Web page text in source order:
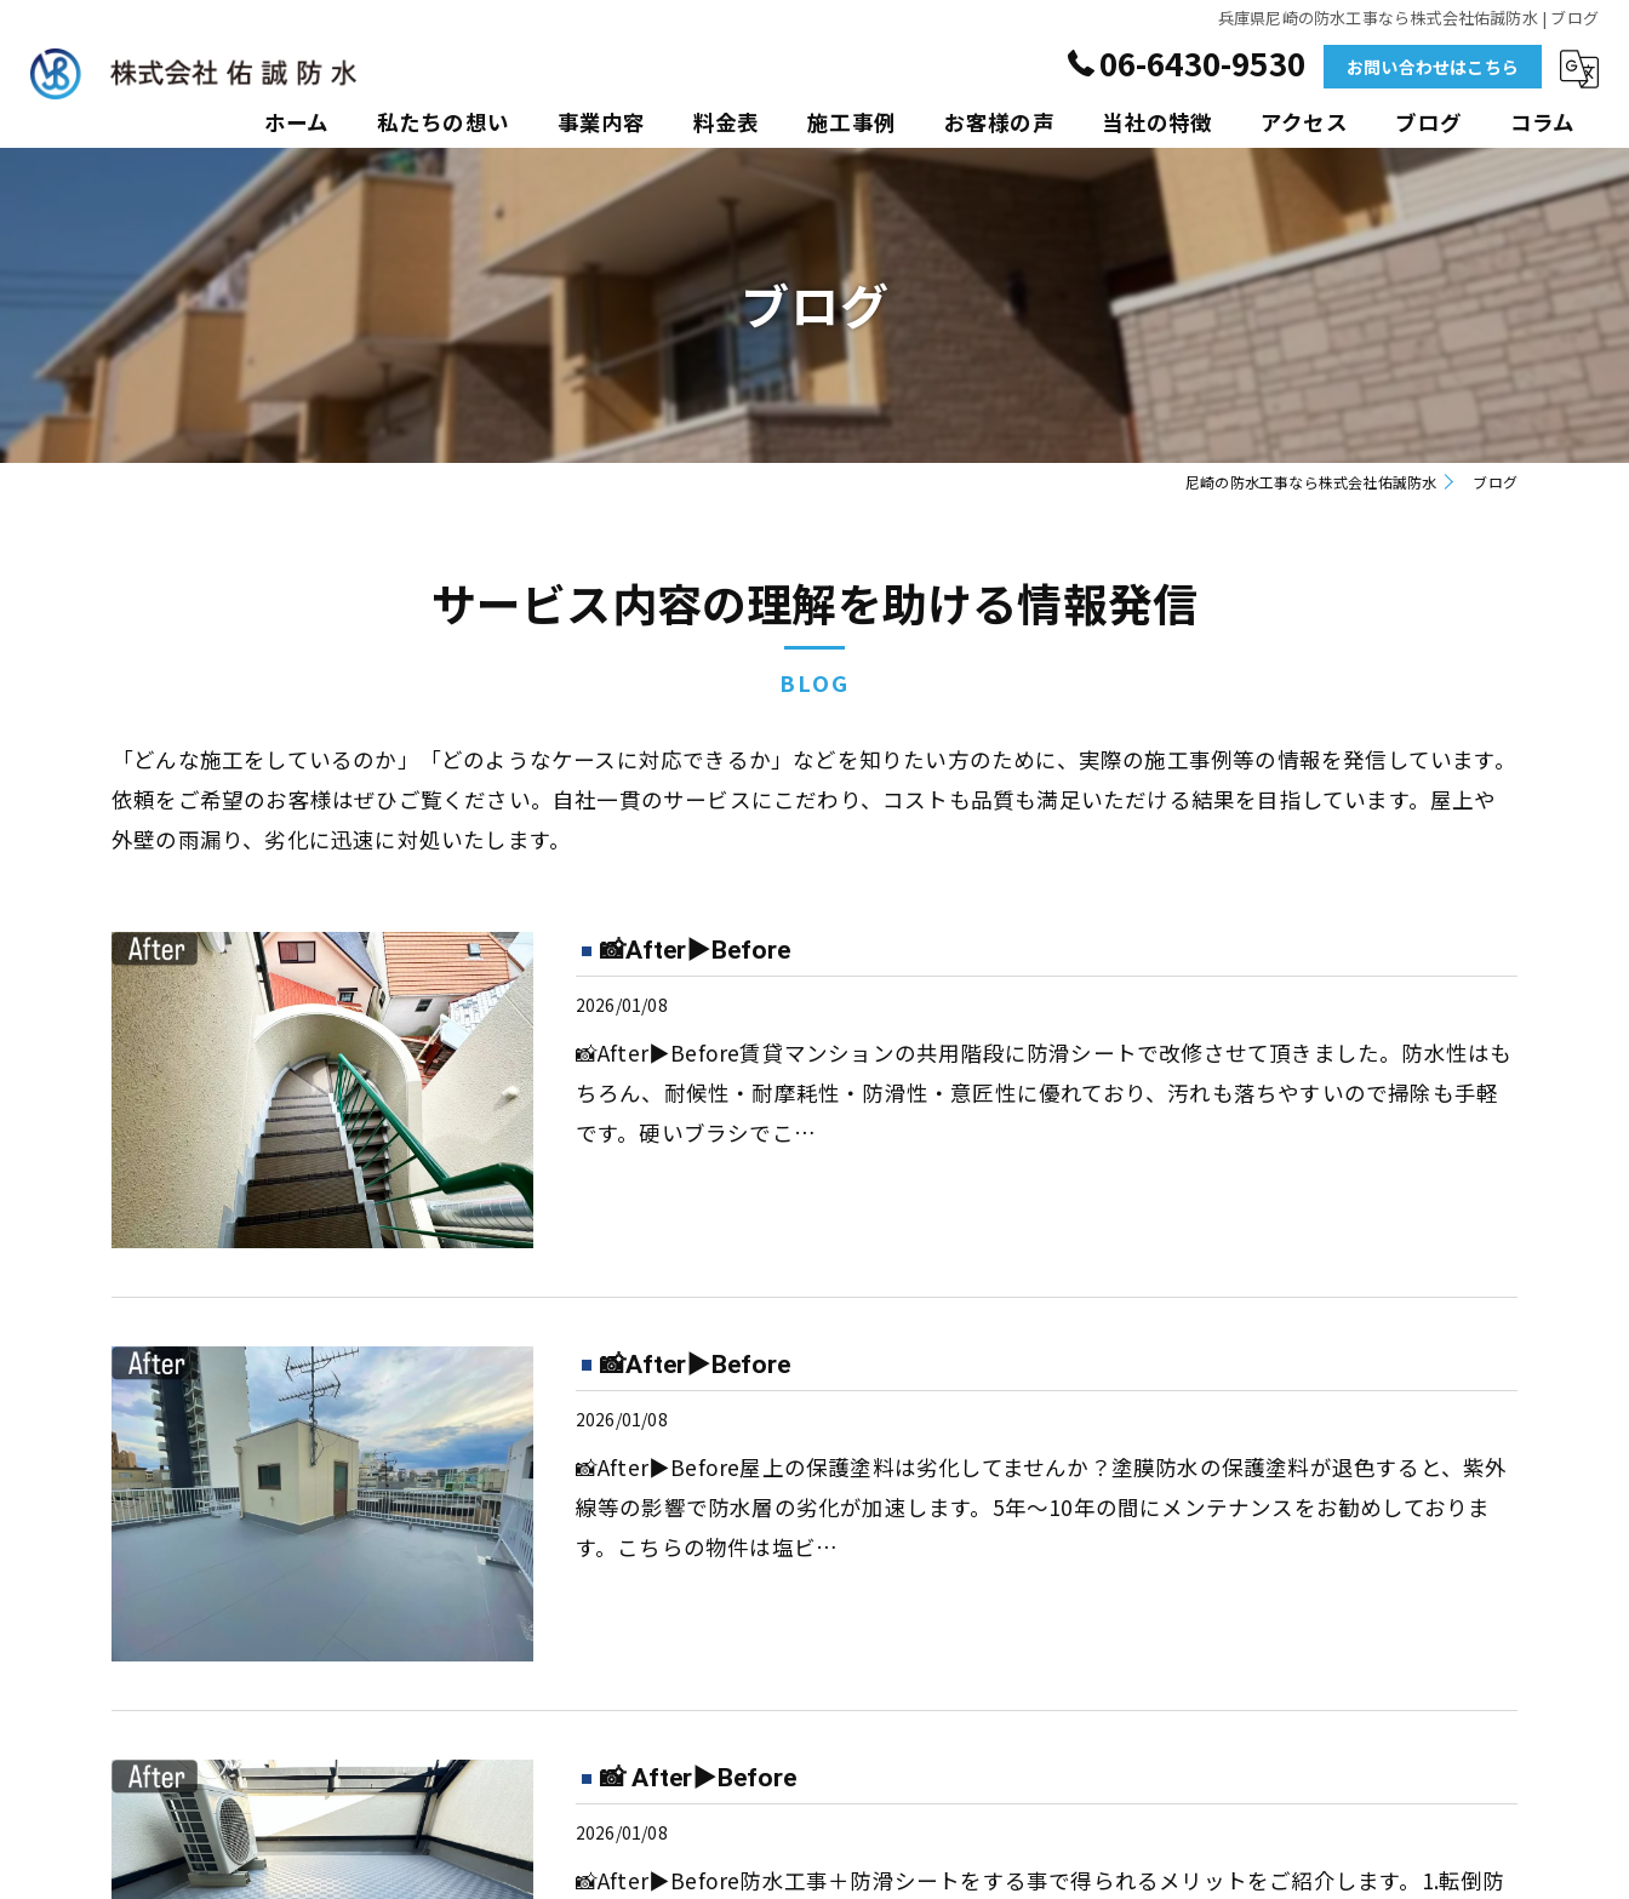
兵庫県尼崎の防水工事なら株式会社佑誠防水 | ブログ
06-6430-9530 お問い合わせはこちら
ホーム 私たちの想い 事業内容
ポリウレアについて
料金表 施工事例 お客様の声 当社の特徴
マンション
ビル
アパート
ポリウレア
アクセス ブログ コラム
ブログ
尼崎の防水工事なら株式会社佑誠防水 ブログ
サービス内容の理解を助ける情報発信
BLOG
「どんな施工をしているのか」「どのようなケースに対応できるか」などを知りたい方のために、実際の施工事例等の情報を発信しています。
依頼をご希望のお客様はぜひご覧ください。自社一貫のサービスにこだわり、コストも品質も満足いただける結果を目指しています。屋上や
外壁の雨漏り、劣化に迅速に対処いたします。
📸After▶︎Before
2026/01/08
📸After▶︎Before賃貸マンションの共用階段に防滑シートで改修させて頂きました。防水性はも
ちろん、耐候性・耐摩耗性・防滑性・意匠性に優れており、汚れも落ちやすいので掃除も手軽
です。硬いブラシでこ…
📸After▶︎Before
2026/01/08
📸After▶︎Before屋上の保護塗料は劣化してませんか？塗膜防水の保護塗料が退色すると、紫外
線等の影響で防水層の劣化が加速します。5年〜10年の間にメンテナンスをお勧めしておりま
す。こちらの物件は塩ビ…
📸 After▶︎Before
2026/01/08
📸After▶︎Before防水工事＋防滑シートをする事で得られるメリットをご紹介します。1.転倒防